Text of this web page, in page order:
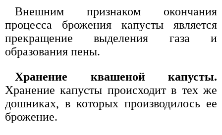
Внешним признаком окончания
процесса брожения капусты является
прекращение выделения газа и
образования пены.
Хранение квашеной капусты.
Хранение капусты происходит в тех же
дошниках, в которых производилось ее
брожение.